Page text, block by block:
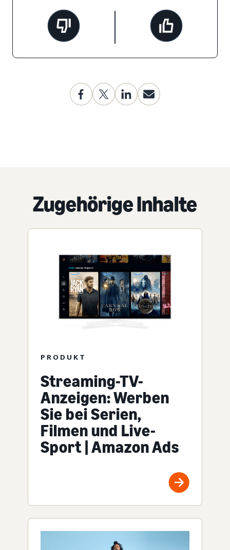
Zugehörige Inhalte
PRODUKT
Streaming-TV-
Anzeigen: Werben
Sie bei Serien,
Filmen und Live-
Sport | Amazon Ads